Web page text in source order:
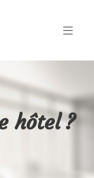
hôtel ?